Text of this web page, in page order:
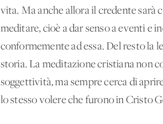
vita. Ma anche allora il credente sarà
meditare, cioè a dar senso a eventi e
conformemente ad essa. Del resto la
storia. La meditazione cristiana non
soggettività, ma sempre cerca di
lo stesso volere che furono in Cristo